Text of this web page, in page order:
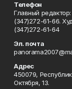
Телефон
Главный
(347)272-61-66.
(347)272-61-64
Эл. почта
Адрес
450079,
Октября, 13.